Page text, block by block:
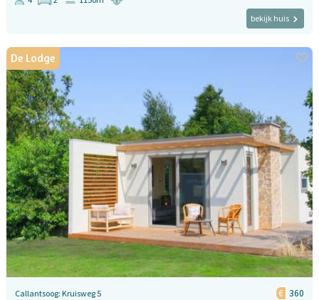
bekijk huis
De Lodge
Callantsoog: Kruisweg 5 360